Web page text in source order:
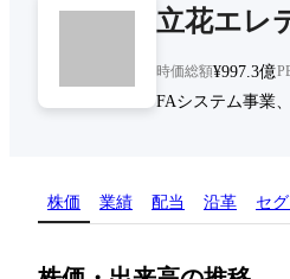
立花エレ
時価総額¥997.3億
FAシステム事業
株価 業績 配当 沿革 セ